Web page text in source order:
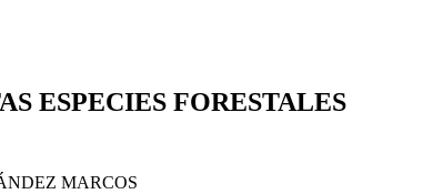
ESPECIES FORESTALES
MARCOS